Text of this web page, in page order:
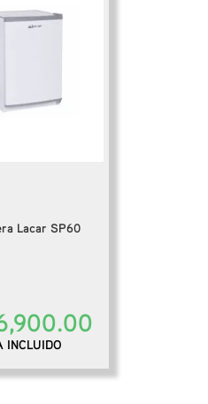
Lacar SP60
INCLUIDO